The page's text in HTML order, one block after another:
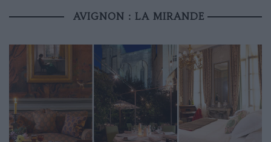
AVIGNON : LA MIRANDE